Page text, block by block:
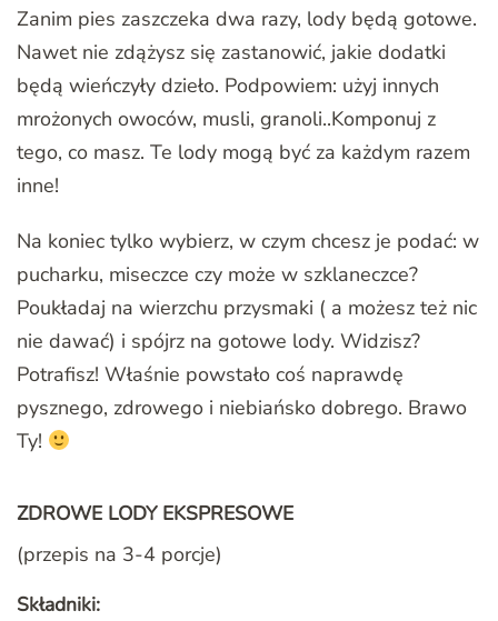
Zanim pies zaszczeka dwa razy, lody będą gotowe.
Nawet nie zdążysz się zastanowić, jakie dodatki
będą wieńczyły dzieło. Podpowiem: użyj innych
mrożonych owoców, musli, granoli..Komponuj z
tego, co masz. Te lody mogą być za każdym razem
inne!
Na koniec tylko wybierz, w czym chcesz je podać: w
pucharku, miseczce czy może w szklaneczce?
Poukładaj na wierzchu przysmaki ( a możesz też nic
nie dawać) i spójrz na gotowe lody. Widzisz?
Potrafisz! Właśnie powstało coś naprawdę
pysznego, zdrowego i niebiańsko dobrego. Brawo
Ty!
ZDROWE LODY EKSPRESOWE
(przepis na 3-4 porcje)
Składniki: